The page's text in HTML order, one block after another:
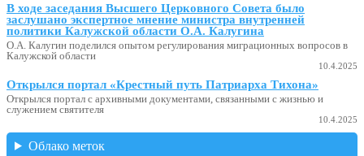
В ходе заседания Высшего Церковного Совета было
заслушано экспертное мнение министра внутренней
политики Калужской области О.А. Калугина
О.А. Калугин поделился опытом регулирования миграционных вопросов в
Калужской области
10.4.2025
Открылся портал «Крестный путь Патриарха Тихона»
Открылся портал с архивными документами, связанными с жизнью и
служением святителя
10.4.2025
Облако меток